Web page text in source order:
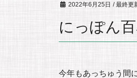
2022年6月25日 / 最終更
にっぽん
今年もあっちゅう間